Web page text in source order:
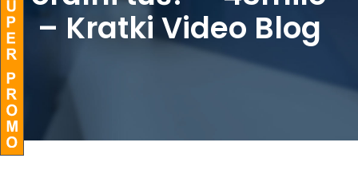
BLOG
– Kratki Video Blog